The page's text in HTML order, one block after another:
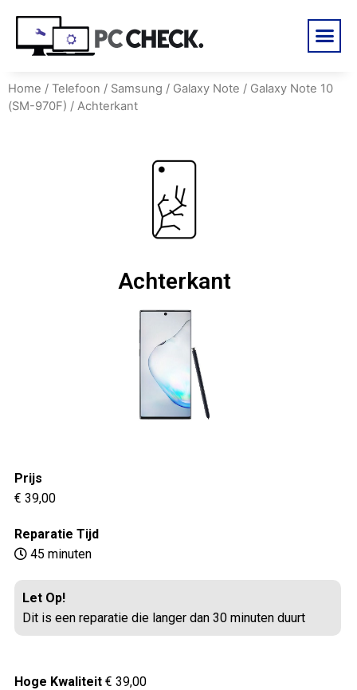
Home / Telefoon / Samsung / Galaxy Note / Galaxy Note 10
(SM-970F) / Achterkant
Achterkant
Prijs
€ 39,00
Reparatie Tijd
45 minuten
Let Op!
Dit is een reparatie die langer dan 30 minuten duurt
Hoge Kwaliteit € 39,00